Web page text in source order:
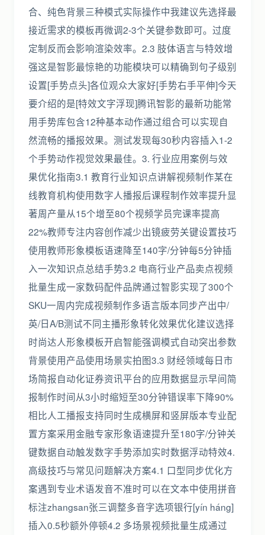
合、纯色背景三种模式实际操作中我建议先选择最
接近需求的模板再微调2-3个关键参数即可。过度
定制反而会影响渲染效率。2.3 肢体语言与特效增
强这是智影最惊艳的功能模块可以精确到句子级别
设置[手势点头]各位观众大家好[手势右手平伸]今天
要介绍的是[特效文字浮现]腾讯智影的最新功能常
用手势库包含12种基本动作通过组合可以实现自
然流畅的播报效果。测试发现每30秒内容插入1-2
个手势动作视觉效果最佳。3. 行业应用案例与效
果优化指南3.1 教育行业知识点讲解视频制作某在
线教育机构使用数字人播报后课程制作效率提升显
著周产量从15个增至80个视频学员完课率提高
22%教师专注内容创作减少出镜疲劳关键设置技巧
使用教师形象模板语速降至140字/分钟每5分钟插
入一次知识点总结手势3.2 电商行业产品卖点视频
批量生成一家数码配件品牌通过智影实现了300个
SKU一周内完成视频制作多语言版本同步产出中/
英/日A/B测试不同主播形象转化效果优化建议选择
时尚达人形象模板开启智能强调模式自动突出参数
背景使用产品使用场景实拍图3.3 财经领域每日市
场简报自动化证券资讯平台的应用数据显示早间简
报制作时间从3小时缩短至30分钟错误率下降90%
相比人工播报支持同时生成横屏和竖屏版本专业配
置方案采用金融专家形象语速提升至180字/分钟关
键数据自动触发数字手势添加实时数据浮动特效4.
高级技巧与常见问题解决方案4.1 口型同步优化方
案遇到专业术语发音不准时可以在文本中使用拼音
标注zhangsan张三调整多音字选项银行[yín háng]
插入0.5秒额外停顿4.2 多场景视频批量生成通过